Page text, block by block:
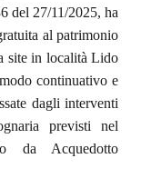
del 27/11/2025, ha
al patrimonio
site in località Lido
continuativo e
dagli interventi
previsti nel
da Acquedotto